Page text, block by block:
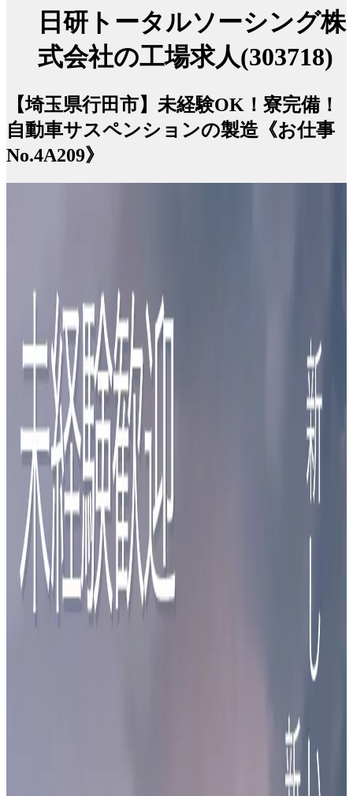
日研トータルソーシング株
式会社の工場求人(303718)
【埼玉県行田市】未経験OK！寮完備！
自動車サスペンションの製造《お仕事
No.4A209》